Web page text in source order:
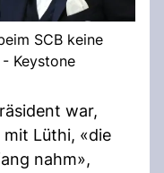
SCB keine
Keystone
war,
Lüthi, «die
nahm»,